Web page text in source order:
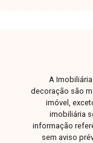
A
decoração são
imóvel,
imobiliária
informação
sem aviso